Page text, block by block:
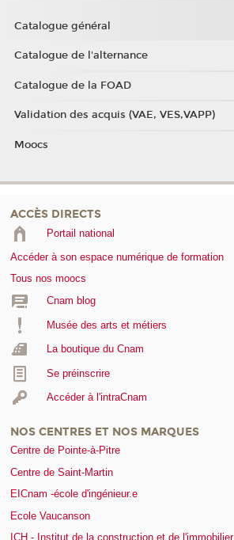
Catalogue général
Catalogue de l'alternance
Catalogue de la FOAD
Validation des acquis (VAE, VES,VAPP)
Moocs
ACCÈS DIRECTS
Portail national
Accéder à son espace numérique de formation
Tous nos moocs
Cnam blog
Musée des arts et métiers
La boutique du Cnam
Se préinscrire
Accéder à l'intraCnam
NOS CENTRES ET NOS MARQUES
Centre de Pointe-à-Pitre
Centre de Saint-Martin
EICnam -école d'ingénieur.e
Ecole Vaucanson
ICH - Institut de la construction et de l'immobilier